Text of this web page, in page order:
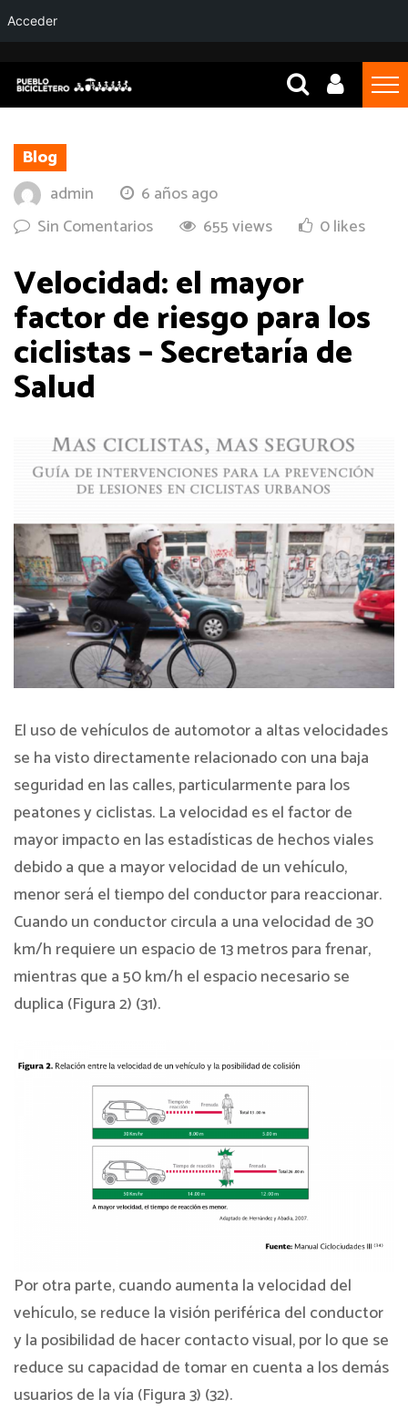
Blog
admin
6 años ago
Sin Comentarios
655 views 0 likes
Velocidad: el mayor
factor de riesgo para los
ciclistas – Secretaría de
Salud
El uso de vehículos de automotor a altas velocidades
se ha visto directamente relacionado con una baja
seguridad en las calles, particularmente para los
peatones y ciclistas. La velocidad es el factor de
mayor impacto en las estadísticas de hechos viales
debido a que a mayor velocidad de un vehículo,
menor será el tiempo del conductor para reaccionar.
Cuando un conductor circula a una velocidad de 30
km/h requiere un espacio de 13 metros para frenar,
mientras que a 50 km/h el espacio necesario se
duplica (Figura 2) (31).
Por otra parte, cuando aumenta la velocidad del
vehículo, se reduce la visión periférica del conductor
y la posibilidad de hacer contacto visual, por lo que se
reduce su capacidad de tomar en cuenta a los demás
usuarios de la vía (Figura 3) (32).
Acceder